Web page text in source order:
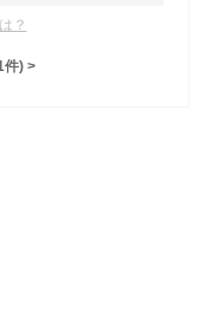
？
件) >